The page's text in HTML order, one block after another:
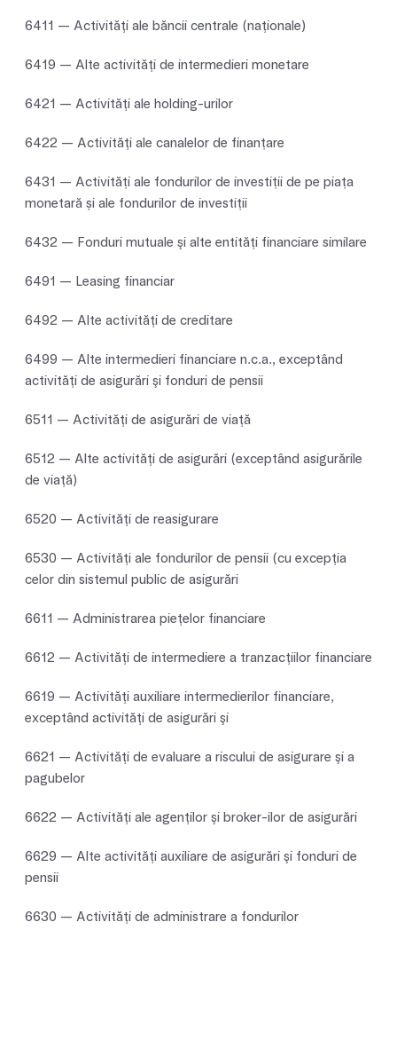
6411 — Activităţi ale băncii centrale (naţionale)
6419 — Alte activităţi de intermedieri monetare
6421 — Activităţi ale holding-urilor
6422 — Activităţi ale canalelor de finanțare
6431 — Activități ale fondurilor de investiții de pe piața
monetară și ale fondurilor de investiții
6432 — Fonduri mutuale şi alte entităţi financiare similare
6491 — Leasing financiar
6492 — Alte activităţi de creditare
6499 — Alte intermedieri financiare n.c.a., exceptând
activităţi de asigurări şi fonduri de pensii
6511 — Activităţi de asigurări de viaţă
6512 — Alte activităţi de asigurări (exceptând asigurările
de viaţă)
6520 — Activităţi de reasigurare
6530 — Activităţi ale fondurilor de pensii (cu excepţia
celor din sistemul public de asigurări
6611 — Administrarea pieţelor financiare
6612 — Activităţi de intermediere a tranzacţiilor financiare
6619 — Activităţi auxiliare intermedierilor financiare,
exceptând activităţi de asigurări şi
6621 — Activităţi de evaluare a riscului de asigurare şi a
pagubelor
6622 — Activităţi ale agenţilor şi broker-ilor de asigurări
6629 — Alte activităţi auxiliare de asigurări şi fonduri de
pensii
6630 — Activităţi de administrare a fondurilor